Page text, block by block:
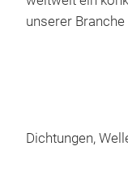
unserer Branche
Dichtungen,